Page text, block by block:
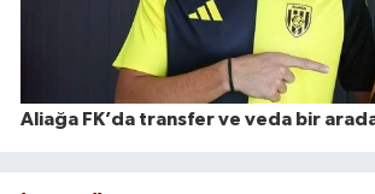
Aliağa FK’da transfer ve veda bir